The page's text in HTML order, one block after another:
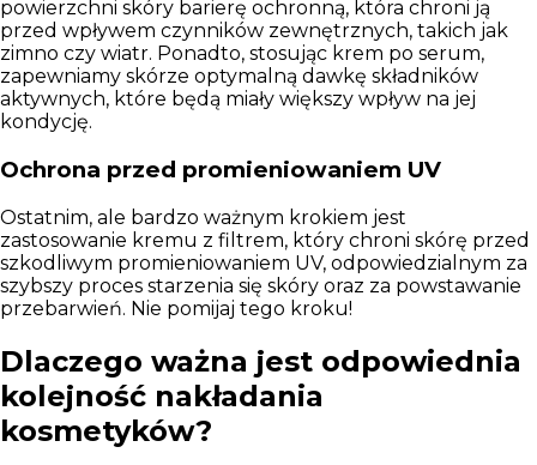
powierzchni skóry barierę ochronną, która chroni ją
przed wpływem czynników zewnętrznych, takich jak
zimno czy wiatr. Ponadto, stosując krem po serum,
zapewniamy skórze optymalną dawkę składników
aktywnych, które będą miały większy wpływ na jej
kondycję.
Ochrona przed promieniowaniem UV
Ostatnim, ale bardzo ważnym krokiem jest
zastosowanie kremu z filtrem, który chroni skórę przed
szkodliwym promieniowaniem UV, odpowiedzialnym za
szybszy proces starzenia się skóry oraz za powstawanie
przebarwień. Nie pomijaj tego kroku!
Dlaczego ważna jest odpowiednia
kolejność nakładania
kosmetyków?